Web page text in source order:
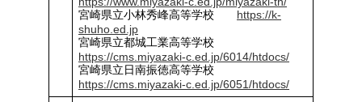
宮崎県立小林秀峰高等学校 https://k-
shuho.ed.jp
宮崎県立都城工業高等学校
https://cms.miyazaki-c.ed.jp/6014/htdocs/
宮崎県立日南振徳高等学校
https://cms.miyazaki-c.ed.jp/6051/htdocs/